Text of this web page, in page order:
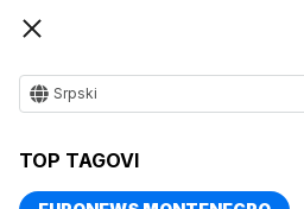
Srpski
TOP TAGOVI